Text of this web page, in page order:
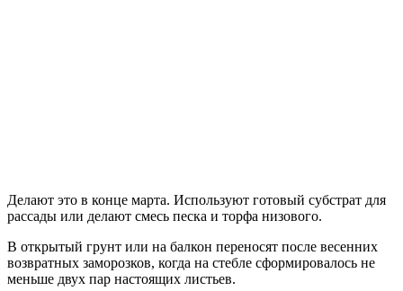
Делают это в конце марта. Используют готовый субстрат для
рассады или делают смесь песка и торфа низового.
В открытый грунт или на балкон переносят после весенних
возвратных заморозков, когда на стебле сформировалось не
меньше двух пар настоящих листьев.